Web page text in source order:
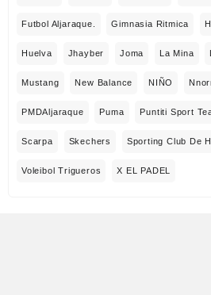
Futbol Aljaraque. Gimnasia Ritmica
Huelva Jhayber Joma La Mina
Mustang New Balance NIÑO
PMDAljaraque Puma Puntiti Sport
Scarpa Skechers Sporting Club De
Voleibol Trigueros X EL PADEL